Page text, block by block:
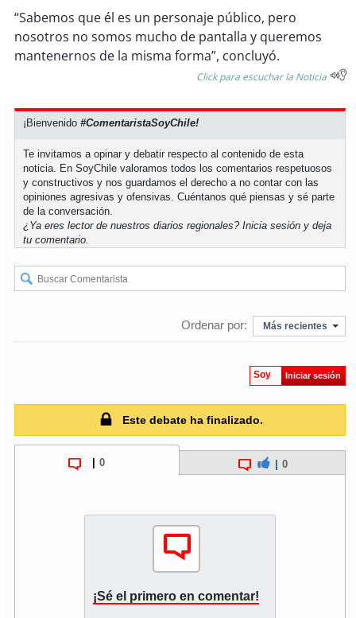
“Sabemos que él es un personaje público, pero
nosotros no somos mucho de pantalla y queremos
mantenernos de la misma forma”, concluyó.
Click para escuchar la Noticia
¡Bienvenido#ComentaristaSoyChile!
Te invitamos a opinar y debatir respecto al contenido de esta
noticia. En SoyChile valoramos todos los comentarios respetuosos
y constructivos y nos guardamos el derecho a no contar con las
opiniones agresivas y ofensivas. Cuéntanos qué piensas y sé parte
de la conversación.
¿Ya eres lector de nuestros diarios regionales?Inicia sesión y deja
tu comentario.
Ordenar por: Más recientes
Soy Iniciar sesión
Este debate ha finalizado.
0 0
¡Sé el primero en comentar!